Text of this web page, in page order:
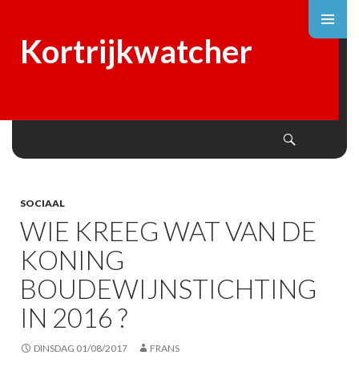
Kortrijkwatcher
SOCIAAL
WIE KREEG WAT VAN DE
KONING
BOUDEWIJNSTICHTING
IN 2016 ?
DINSDAG 01/08/2017 FRANS